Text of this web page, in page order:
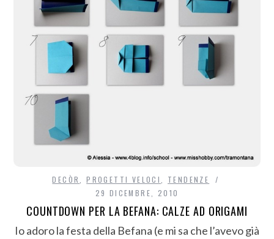
DECÒR ,PROGETTI VELOCI
TENDENZE
29 DICEMBRE, 2010
COUNTDOWN PER LA BEFANA: CALZE AD ORIGAMI
Io adoro la festa della Befana (e mi sa che l’avevo già